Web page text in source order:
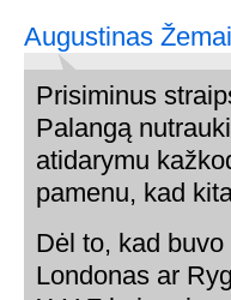
Augustinas
Prisiminus
Palangą
atidarymu
pamenu, kad
Dėl to, kad
Londonas ar